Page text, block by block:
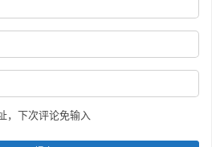
，下次评论免输入